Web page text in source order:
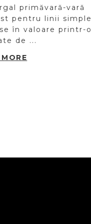
primăvară-vară
pentru linii simple
în valoare printr-o
de ...